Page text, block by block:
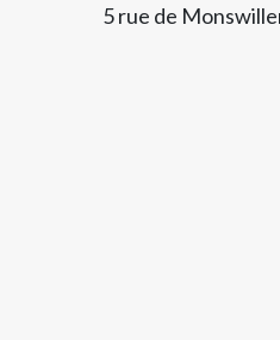
5 rue de